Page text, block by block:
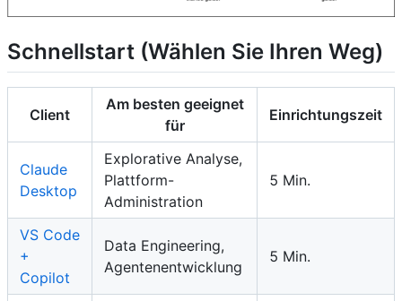
Schnellstart (Wählen Sie Ihren Weg)
Client
Am besten geeignet
für
Einrichtungszeit
Claude
Desktop
Explorative Analyse,
Plattform-
Administration
5 Min.
VS Code
+
Copilot
Data Engineering,
Agentenentwicklung
5 Min.